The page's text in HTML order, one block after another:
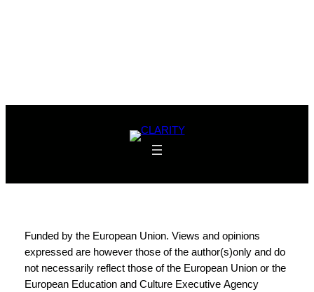
Funded by the European Union. Views and opinions
expressed are however those of the author(s)only and do
not necessarily reflect those of the European Union or the
European Education and Culture Executive Agency